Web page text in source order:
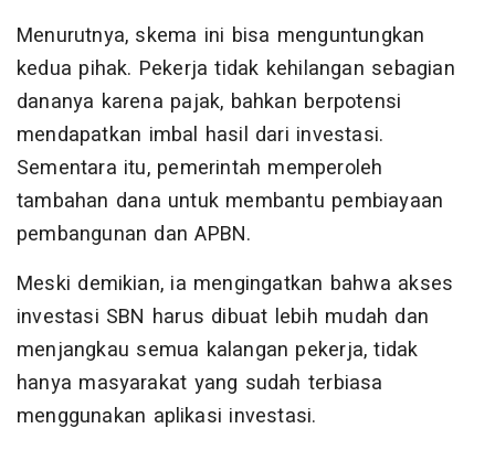
Menurutnya, skema ini bisa menguntungkan
kedua pihak. Pekerja tidak kehilangan sebagian
dananya karena pajak, bahkan berpotensi
mendapatkan imbal hasil dari investasi.
Sementara itu, pemerintah memperoleh
tambahan dana untuk membantu pembiayaan
pembangunan dan APBN.
Meski demikian, ia mengingatkan bahwa akses
investasi SBN harus dibuat lebih mudah dan
menjangkau semua kalangan pekerja, tidak
hanya masyarakat yang sudah terbiasa
menggunakan aplikasi investasi.